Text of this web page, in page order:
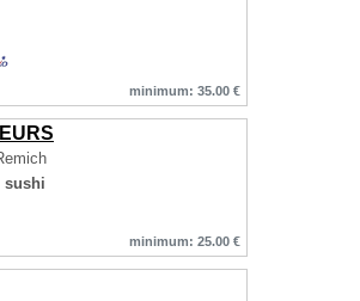
minimum: 35.00 €
sushi
minimum: 25.00 €